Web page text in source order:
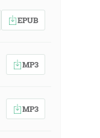
EPUB
MP3
MP3